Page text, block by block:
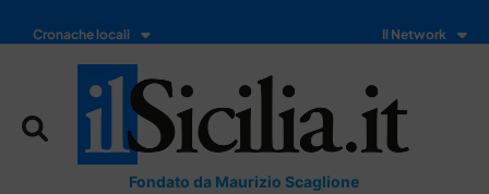
Cronache locali Il Network
Fondato da Maurizio Scaglione